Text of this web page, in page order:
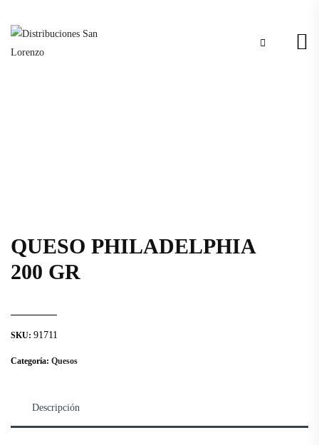
QUESO PHILADELPHIA
200 GR
SKU: 91711
Categoría: Quesos
Descripción